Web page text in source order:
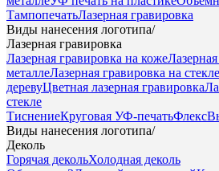
ТампопечатьЛазерная гравировка
Виды нанесения логотипа/
Лазерная гравировка
Лазерная гравировка на коже
металлеЛазерная гравировка на стекле
деревуЦветная лазерная гравировка
стекле
ТиснениеКруговая УФ-печатьФлекс
Виды нанесения логотипа/
Деколь
Горячая декольХолодная деколь